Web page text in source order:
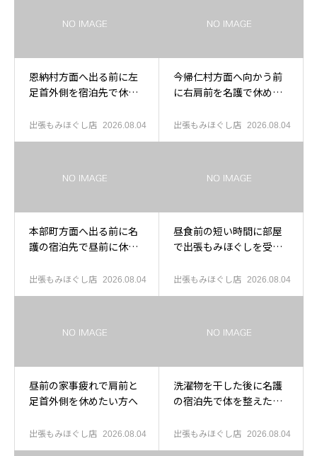
恩納村方面へ出る前に左
足首外側を宿泊先で休め
出張もみほぐし店 2026.08.04
今帰仁村方面へ向かう前
に右肩前を名護で休めた
出張もみほぐし店 2026.08.04
本部町方面へ出る前に名
護の宿泊先で昼前に休み
出張もみほぐし店 2026.08.04
昼食前の短い時間に部屋
で出張もみほぐしを受け
出張もみほぐし店 2026.08.04
昼前の家事疲れで肩前と
足首外側を休めたい方へ
出張もみほぐし店 2026.08.04
洗濯物を干した後に名護
の宿泊先で体を整えたい
出張もみほぐし店 2026.08.04